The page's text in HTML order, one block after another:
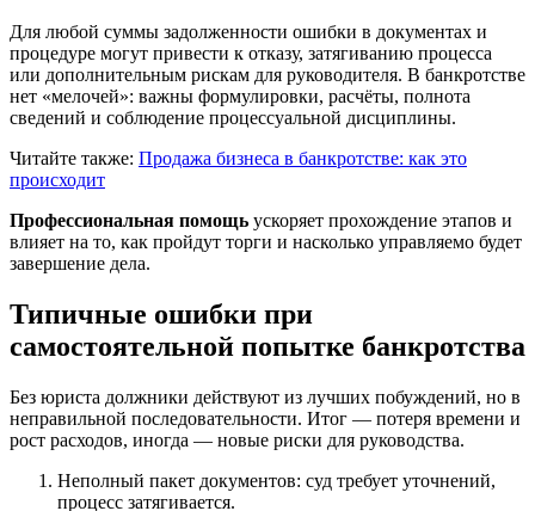
Для любой суммы задолженности ошибки в документах и
процедуре могут привести к отказу, затягиванию процесса
или дополнительным рискам для руководителя. В банкротстве
нет «мелочей»: важны формулировки, расчёты, полнота
сведений и соблюдение процессуальной дисциплины.
Читайте также: Продажа бизнеса в банкротстве: как это
происходит
Профессиональная помощь ускоряет прохождение этапов и
влияет на то, как пройдут торги и насколько управляемо будет
завершение дела.
Типичные ошибки при
самостоятельной попытке банкротства
Без юриста должники действуют из лучших побуждений, но в
неправильной последовательности. Итог — потеря времени и
рост расходов, иногда — новые риски для руководства.
Неполный пакет документов: суд требует уточнений,
процесс затягивается.